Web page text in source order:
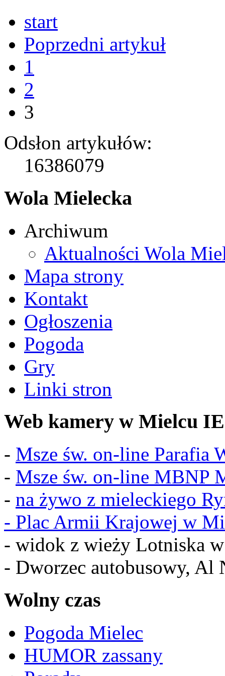
start
Poprzedni artykuł
1
2
3
Odsłon artykułów:
16386079
Wola Mielecka
Archiwum
Aktualności Wola
Mapa strony
Kontakt
Ogłoszenia
Pogoda
Gry
Linki stron
Web kamery w Mielcu IE
- Msze św. on-line Parafia
- Msze św. on-line MBNP
- na żywo z mieleckiego
- Plac Armii Krajowej w
- widok z wieży Lotniska
- Dworzec autobusowy, Al
Wolny czas
Pogoda Mielec
HUMOR zassany